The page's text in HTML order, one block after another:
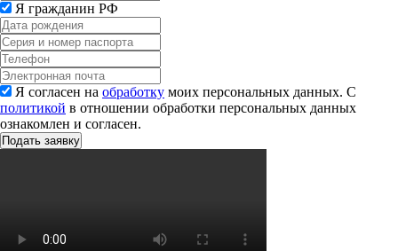
Я гражданин РФ
Я согласен на обработку моих персональных данных. С
политикой в отношении обработки персональных данных
ознакомлен и согласен.